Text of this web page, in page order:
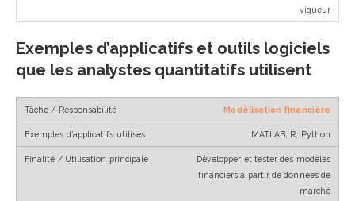
vigueur
Exemples d’applicatifs et outils logiciels
que les analystes quantitatifs utilisent
Modélisation financière
MATLAB, R, Python
Développer et tester des modèles
financiers à partir de données de
marché